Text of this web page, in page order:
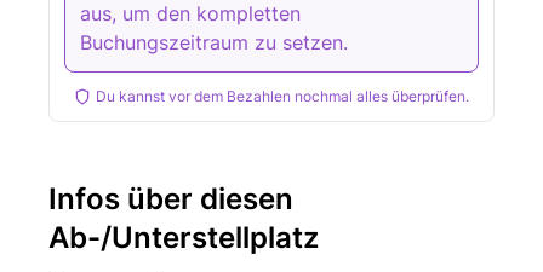
aus, um den kompletten
Buchungszeitraum zu setzen.
Du kannst vor dem Bezahlen nochmal alles überprüfen.
Infos über diesen
Ab-/Unterstellplatz